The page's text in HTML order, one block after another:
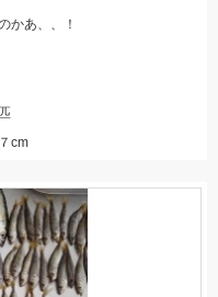
かあ、、！
cm